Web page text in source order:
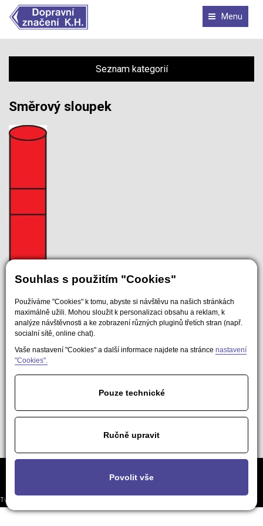
Souhlas s použitím "Cookies"
Používáme "Cookies" k tomu, abyste si návštěvu na našich stránkách
maximálně užili. Mohou sloužit k personalizaci obsahu a reklam, k
analýze návštěvnosti a ke zobrazení různých pluginů třetích stran (např.
socialní sítě, online chat).
Vaše nastavení "Cookies" a další informace najdete na stránce nastavení
"Cookies".
Pouze technické
Ručně upravit
Povolit vše
Menu
Seznam kategorií
Směrový sloupek
LLM nástroje
Tvorba responzivních webů a eshopů